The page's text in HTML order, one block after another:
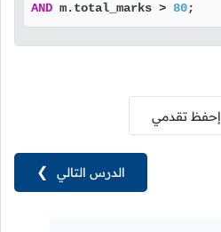
AND m.total_marks > 80;
الدرس التالي ❯
إحفظ تقدمي